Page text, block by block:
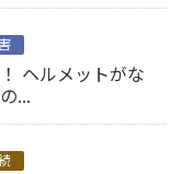
ヘルメットがな
...